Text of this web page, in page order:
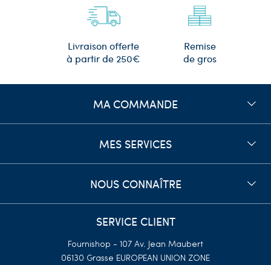
Livraison offerte
à partir de 250€
Remise
de gros
MA COMMANDE
MES SERVICES
NOUS CONNAÎTRE
SERVICE CLIENT
Fournishop - 107 Av. Jean Maubert
06130 Grasse EUROPEAN UNION ZONE